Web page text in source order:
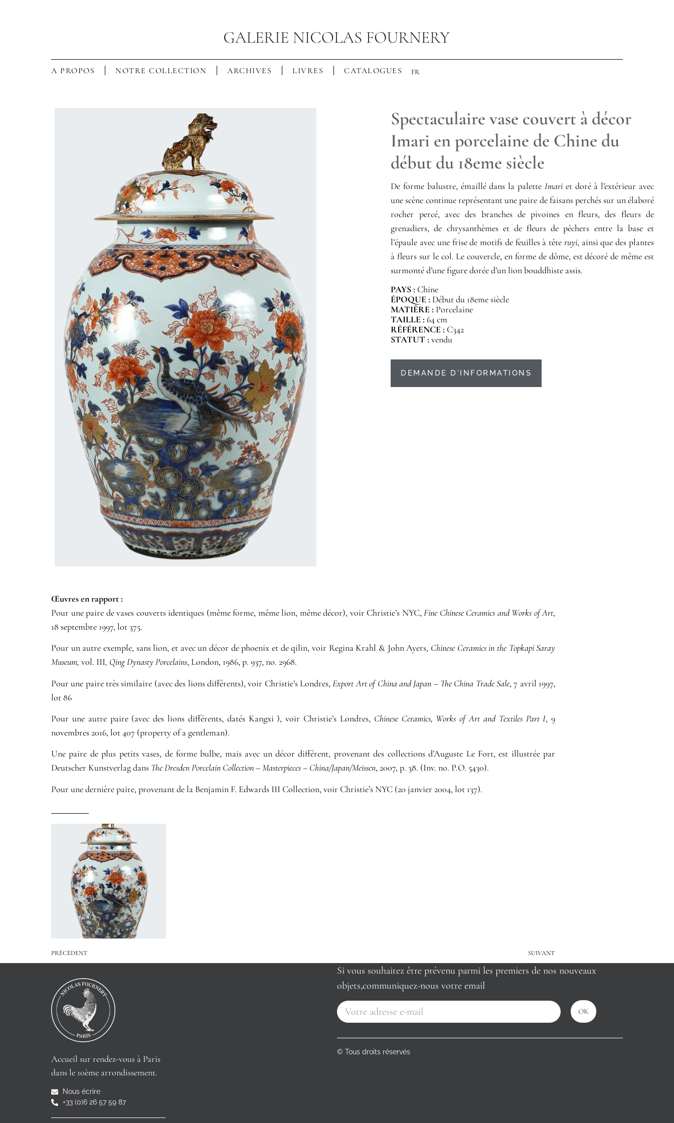
A PROPOS NOTRE COLLECTION ARCHIVES LIVRES CATALOGUES FR
Spectaculaire vase couvert à décor
Imari en porcelaine de Chine du
début du 18eme siècle
De forme balustre, émaillé dans la palette Imariet doré à l’extérieur avec
une scène continue représentant une paire de faisans perchés sur un élaboré
rocher percé, avec des branches de pivoines en fleurs, des fleurs de
grenadiers, de chrysanthèmes et de fleurs de pêchers entre la base et
l’épaule avec une frise de motifs de feuilles à tête ruyi, ainsi que des plantes
à fleurs sur le col. Le couvercle, en forme de dôme, est décoré de même est
surmonté d’une figure dorée d’un lion bouddhiste assis.
PAYS : Chine
ÉPOQUE : Début du 18eme siècle
MATIÈRE : Porcelaine
TAILLE :64 cm
RÉFÉRENCE : C342
STATUT :vendu
DEMANDE D'INFORMATIONS
Œuvres en rapport :​
Pour une paire de vases couverts identiques (même forme, même lion, même décor), voir Christie’s NYC,Fine Chinese Ceramics and Works of Art,
18 septembre 1997, lot 375.
Pour un autre exemple, sans lion, et avec un décor de phoenix et de qilin, voir Regina Krahl & John Ayers, Chinese Ceramics in the Topkapi Saray
Museum, vol. III, Qing Dynasty Porcelains, London, 1986, p. 937, no. 2968.
Pour une paire très similaire (avec des lions différents), voir Christie’s Londres,Export Art of China and Japan – The China Trade Sale, 7 avril 1997,
lot 86
Pour une autre paire (avec des lions différents, datés Kangxi ), voir Christie’s Londres, Chinese Ceramics, Works of Art and Textiles Part I, 9
novembres 2016, lot 407 (property of a gentleman).
Une paire de plus petits vases, de forme bulbe, mais avec un décor différent, provenant des collections d’Auguste Le Fort, est illustrée par
Deutscher Kunstverlag dans The Dresden Porcelain Collection – Masterpieces – China/Japan/Meissen, 2007, p. 38. (Inv. no. P.O. 5430).
Pour une dernière paire, provenant de la Benjamin F. Edwards III Collection, voir Christie’s NYC (20 janvier 2004, lot 137).
PRÉCÉDENT SUIVANT
Accueil sur rendez-vous à Paris
dans le 10ème arrondissement.
Nous écrire
+33 (0)6 26 57 59 87
Si vous souhaitez être prévenu parmi les premiers de nos nouveaux
objets,communiquez-nous votre email
OK
© Tous droits réservés